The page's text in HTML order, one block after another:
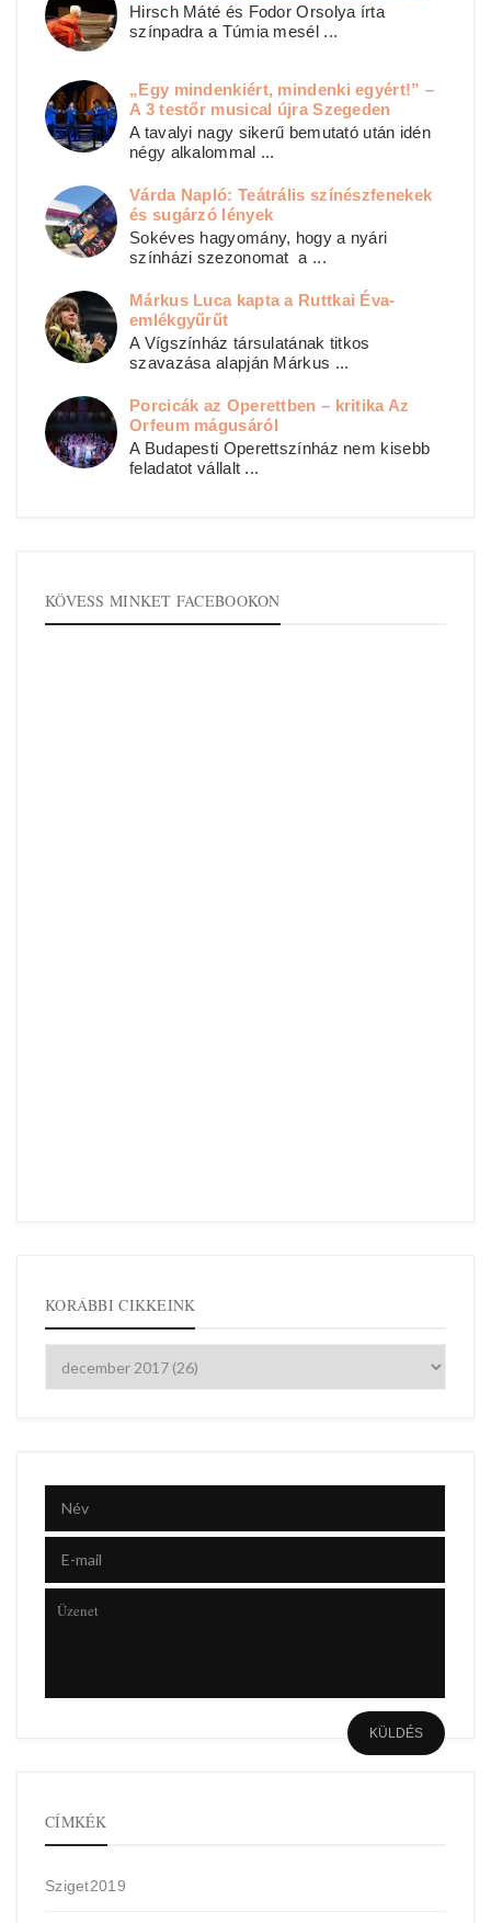
Hirsch Máté és Fodor Orsolya írta
színpadra a Túmia mesél ...
„Egy mindenkiért, mindenki egyért!” –
A 3 testőr musical újra Szegeden
A tavalyi nagy sikerű bemutató után idén
négy alkalommal ...
Várda Napló: Teátrális színészfenekek
és sugárzó lények
Sokéves hagyomány, hogy a nyári
színházi szezonomat a ...
Márkus Luca kapta a Ruttkai Éva-
emlékgyűrűt
A Vígszínház társulatának titkos
szavazása alapján Márkus ...
Porcicák az Operettben – kritika Az
Orfeum mágusáról
A Budapesti Operettszínház nem kisebb
feladatot vállalt ...
KÖVESS MINKET FACEBOOKON
KORÁBBI CIKKEINK
CÍMKÉK
Sziget2019